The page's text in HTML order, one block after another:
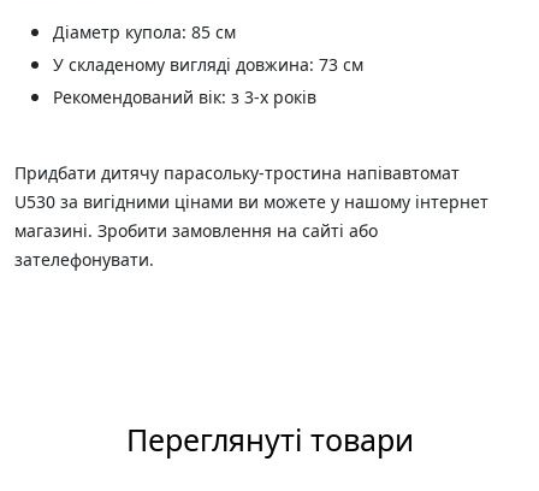
Діаметр купола: 85 см
У складеному вигляді довжина: 73 см
Рекомендований вік: з 3-х років
Придбати дитячу парасольку-тростина напівавтомат
U530 за вигідними цінами ви можете у нашому інтернет
магазині. Зробити замовлення на сайті або
зателефонувати.
Переглянуті товари